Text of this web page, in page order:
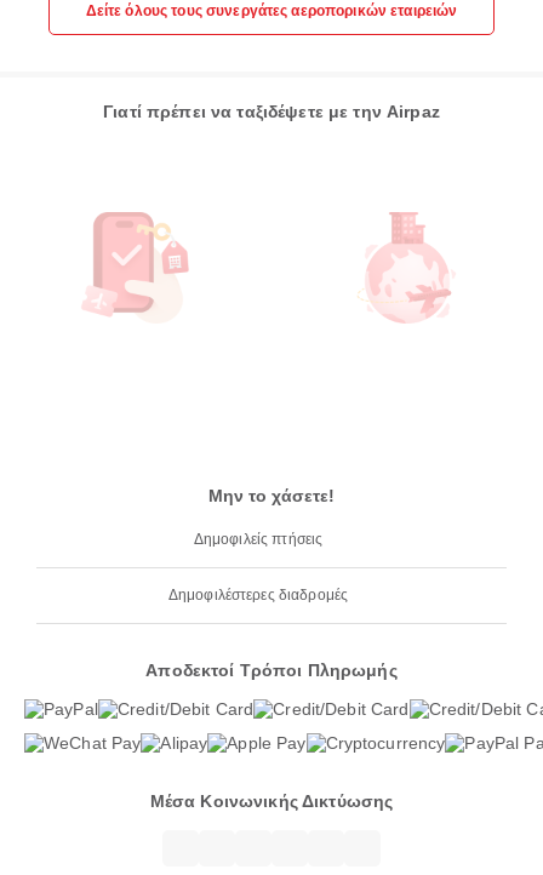
Δείτε όλους τους συνεργάτες αεροπορικών εταιρειών
Γιατί πρέπει να ταξιδέψετε με την Airpaz
Μην το χάσετε!
Δημοφιλείς πτήσεις
Δημοφιλέστερες διαδρομές
Αποδεκτοί Τρόποι Πληρωμής
Μέσα Κοινωνικής Δικτύωσης